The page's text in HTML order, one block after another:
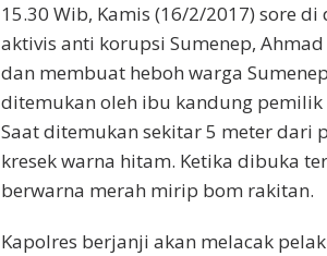
15.30 Wib, Kamis (16/2/2017) sore
aktivis anti korupsi Sumenep,
dan membuat heboh warga
ditemukan oleh ibu kandung
Saat ditemukan sekitar 5 meter dari
kresek warna hitam. Ketika dibuka
berwarna merah mirip bom rakitan.
Kapolres berjanji akan melacak